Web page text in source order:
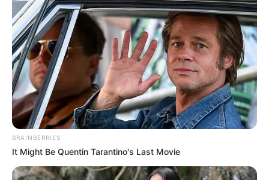
BRAINBERRIES
It Might Be Quentin Tarantino's Last Movie